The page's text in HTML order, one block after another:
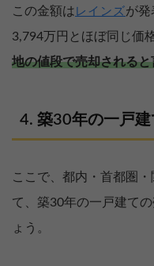
この金額は レインズが発
3,794万円とほぼ同じ価
地の値段で売却される
築30年の一戸建
ここで、都内・首都圏
て、築30年の一戸建て
ょう。